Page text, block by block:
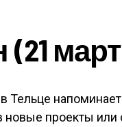
Тельце
проекты или